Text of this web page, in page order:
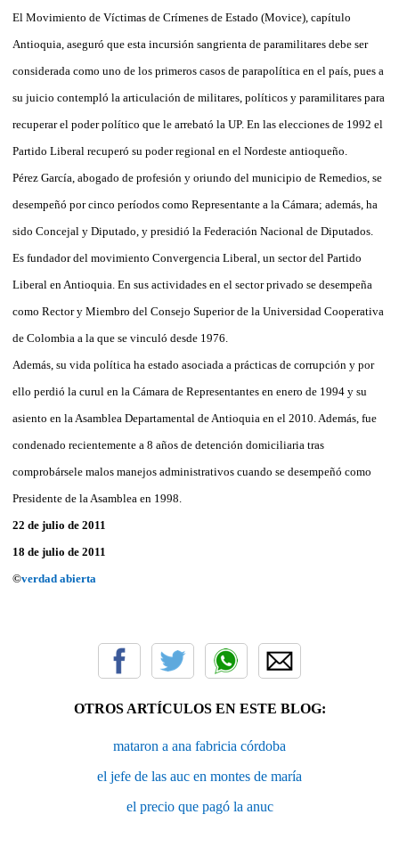
El Movimiento de Víctimas de Crímenes de Estado (Movice), capítulo
Antioquia, aseguró que esta incursión sangrienta de paramilitares debe ser
considerada como uno de los primeros casos de parapolítica en el país, pues a
su juicio contempló la articulación de militares, políticos y paramilitares para
recuperar el poder político que le arrebató la UP. En las elecciones de 1992 el
Partido Liberal recuperó su poder regional en el Nordeste antioqueño.
Pérez García, abogado de profesión y oriundo del municipio de Remedios, se
desempeñó por cinco períodos como Representante a la Cámara; además, ha
sido Concejal y Diputado, y presidió la Federación Nacional de Diputados.
Es fundador del movimiento Convergencia Liberal, un sector del Partido
Liberal en Antioquia. En sus actividades en el sector privado se desempeña
como Rector y Miembro del Consejo Superior de la Universidad Cooperativa
de Colombia a la que se vinculó desde 1976.
Además, su vida política ha estado asociada a prácticas de corrupción y por
ello perdió la curul en la Cámara de Representantes en enero de 1994 y su
asiento en la Asamblea Departamental de Antioquia en el 2010. Además, fue
condenado recientemente a 8 años de detención domiciliaria tras
comprobársele malos manejos administrativos cuando se desempeñó como
Presidente de la Asamblea en 1998.
22 de julio de 2011
18 de julio de 2011
©verdad abierta
OTROS ARTÍCULOS EN ESTE BLOG:
mataron a ana fabricia córdoba
el jefe de las auc en montes de maría
el precio que pagó la anuc